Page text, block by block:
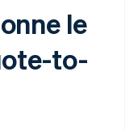
le
to-